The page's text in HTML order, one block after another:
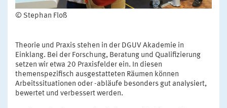
© Stephan Floß
Theorie und Praxis stehen in der DGUV Akademie in
Einklang. Bei der Forschung, Beratung und Qualifizierung
setzen wir etwa 20 Praxisfelder ein. In diesen
themenspezifisch ausgestatteten Räumen können
Arbeitssituationen oder -abläufe besonders gut analysiert,
bewertet und verbessert werden.